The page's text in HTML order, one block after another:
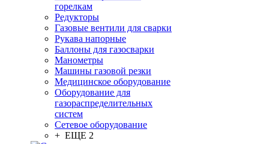
горелкам
Редукторы
Газовые вентили для сварки
Рукава напорные
Баллоны для газосварки
Манометры
Машины газовой резки
Медицинское оборудование
Оборудование для
газораспределительных
систем
Сетевое оборудование
+ ЕЩЕ 2